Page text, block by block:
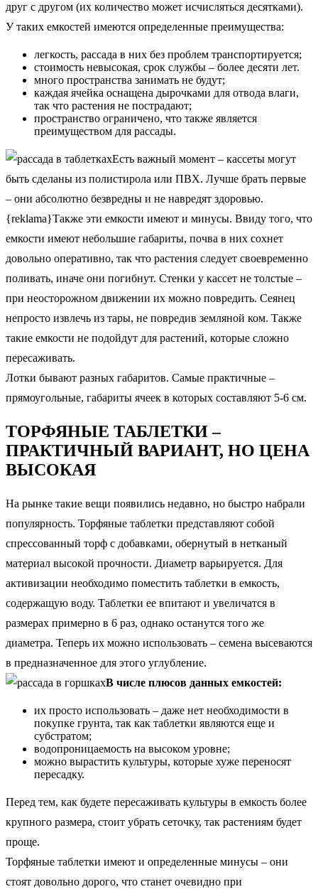
друг с другом (их количество может исчисляться десятками).
У таких емкостей имеются определенные преимущества:
легкость, рассада в них без проблем транспортируется;
стоимость невысокая, срок службы – более десяти лет.
много пространства занимать не будут;
каждая ячейка оснащена дырочками для отвода влаги,
так что растения не пострадают;
пространство ограничено, что также является
преимуществом для рассады.
Есть важный момент – кассеты могут
быть сделаны из полистирола или ПВХ. Лучше брать первые
– они абсолютно безвредны и не навредят здоровью.
{reklama}Также эти емкости имеют и минусы. Ввиду того, что
емкости имеют небольшие габариты, почва в них сохнет
довольно оперативно, так что растения следует своевременно
поливать, иначе они погибнут. Стенки у кассет не толстые –
при неосторожном движении их можно повредить. Сеянец
непросто извлечь из тары, не повредив земляной ком. Также
такие емкости не подойдут для растений, которые сложно
пересаживать.
Лотки бывают разных габаритов. Самые практичные –
прямоугольные, габариты ячеек в которых составляют 5-6 см.
ТОРФЯНЫЕ ТАБЛЕТКИ –
ПРАКТИЧНЫЙ ВАРИАНТ, НО ЦЕНА
ВЫСОКАЯ
На рынке такие вещи появились недавно, но быстро набрали
популярность. Торфяные таблетки представляют собой
спрессованный торф с добавками, обернутый в нетканый
материал высокой прочности. Диаметр варьируется. Для
активизации необходимо поместить таблетки в емкость,
содержащую воду. Таблетки ее впитают и увеличатся в
размерах примерно в 6 раз, однако останутся того же
диаметра. Теперь их можно использовать – семена высеваются
в предназначенное для этого углубление.
В числе плюсов данных емкостей:
их просто использовать – даже нет необходимости в
покупке грунта, так как таблетки являются еще и
субстратом;
водопроницаемость на высоком уровне;
можно вырастить культуры, которые хуже переносят
пересадку.
Перед тем, как будете пересаживать культуры в емкость более
крупного размера, стоит убрать сеточку, так растениям будет
проще.
Торфяные таблетки имеют и определенные минусы – они
стоят довольно дорого, что станет очевидно при